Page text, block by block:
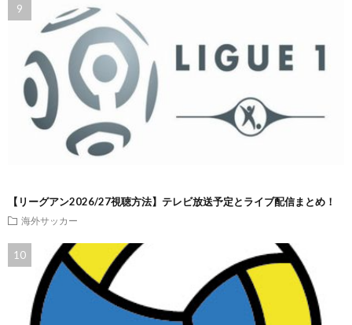
【リーグアン2026/27視聴方法】テレビ放送予定とライブ配信まとめ！
海外サッカー